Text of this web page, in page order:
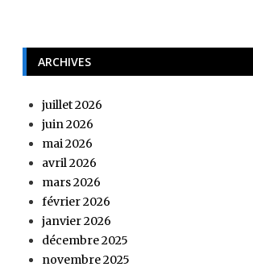
ARCHIVES
juillet 2026
juin 2026
mai 2026
avril 2026
mars 2026
février 2026
janvier 2026
décembre 2025
novembre 2025